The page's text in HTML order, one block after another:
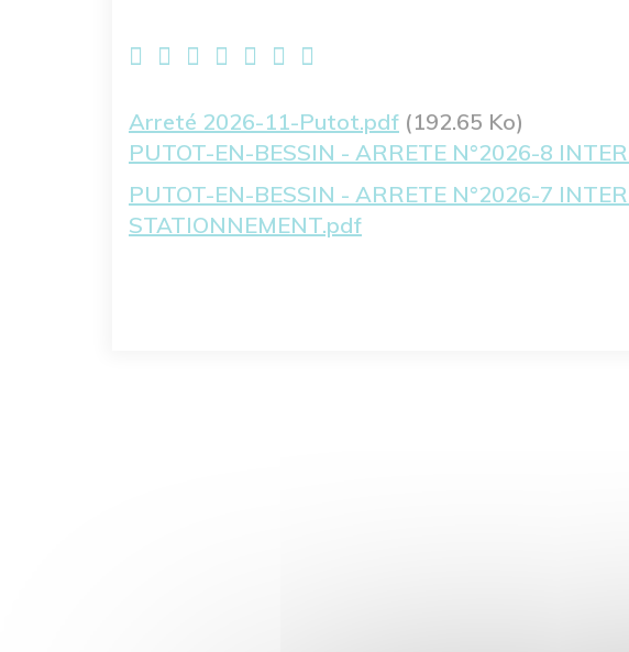
Fichier
Arreté 2026-11-Putot.pdf (192.65 Ko)
PUTOT-EN-BESSIN - ARRETE N°2026-8
PUTOT-EN-BESSIN - ARRETE N°2026-7
STATIONNEMENT.pdf